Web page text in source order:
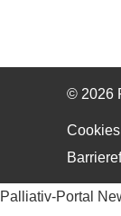
© 2026
Cookies
Palliativ-Portal